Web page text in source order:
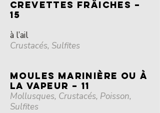
CREVETTeS FRÂICHES –
15
à l’ail
Crustacés, Sulfites
MOULES MARINIÈRE OU À
LA VAPEUR – 11
Mollusques, Crustacés, Poisson,
Sulfites